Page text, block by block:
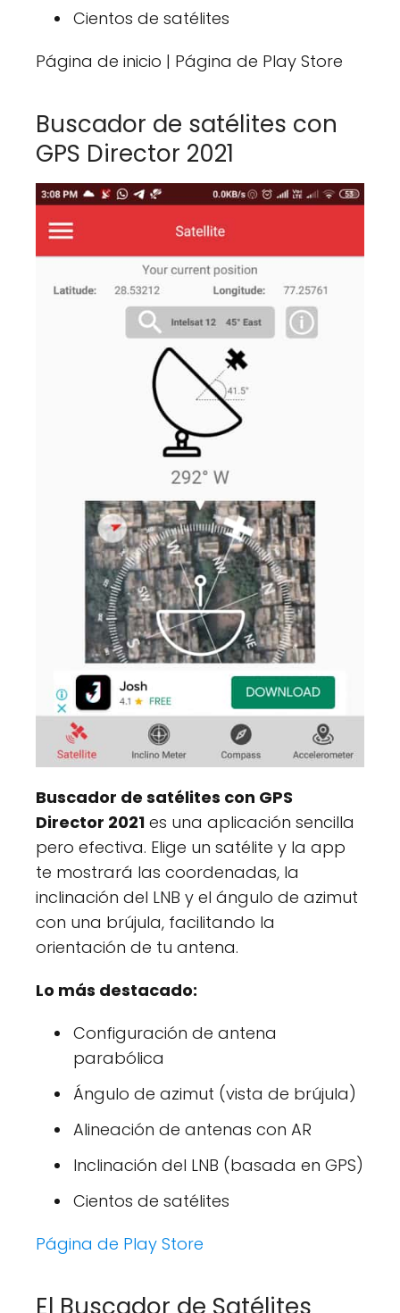
Cientos de satélites
Página de inicio | Página de Play Store
Buscador de satélites con
GPS Director 2021
Buscador de satélites con GPS
Director 2021 es una aplicación sencilla
pero efectiva. Elige un satélite y la app
te mostrará las coordenadas, la
inclinación del LNB y el ángulo de azimut
con una brújula, facilitando la
orientación de tu antena.
Lo más destacado:
Configuración de antena
parabólica
Ángulo de azimut (vista de brújula)
Alineación de antenas con AR
Inclinación del LNB (basada en GPS)
Cientos de satélites
Página de Play Store